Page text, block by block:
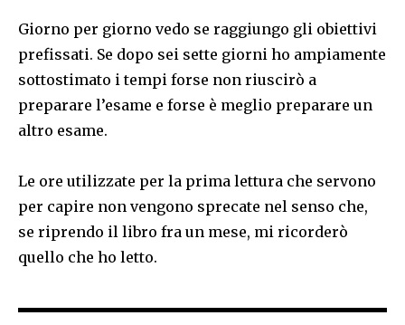
Giorno per giorno vedo se raggiungo gli obiettivi
prefissati. Se dopo sei sette giorni ho ampiamente
sottostimato i tempi forse non riuscirò a
preparare l’esame e forse è meglio preparare un
altro esame.
Le ore utilizzate per la prima lettura che servono
per capire non vengono sprecate nel senso che,
se riprendo il libro fra un mese, mi ricorderò
quello che ho letto.